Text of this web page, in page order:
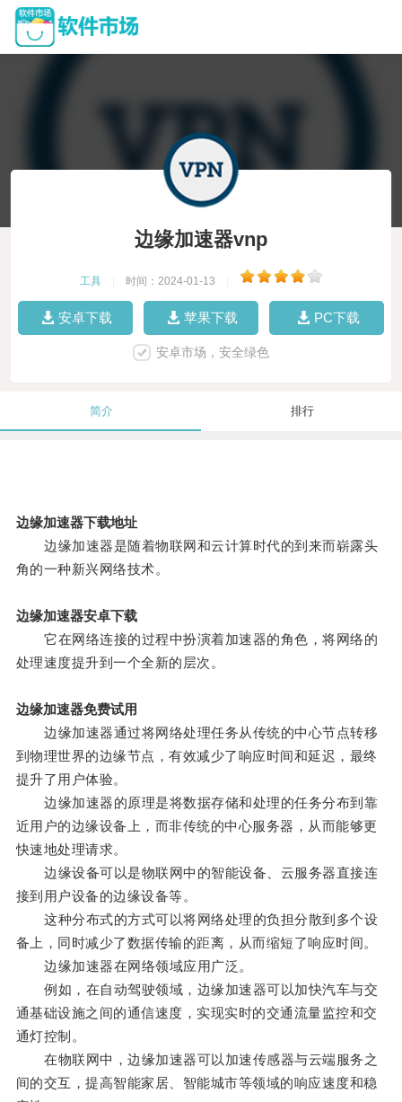
边缘加速器vnp
工具 时间：2024-01-13
安卓下载 苹果下载 PC下载
安卓市场，安全绿色
简介 排行
边缘加速器下载地址
边缘加速器是随着物联网和云计算时代的到来而崭露头
角的一种新兴网络技术。
边缘加速器安卓下载
它在网络连接的过程中扮演着加速器的角色，将网络的
处理速度提升到一个全新的层次。
边缘加速器免费试用
边缘加速器通过将网络处理任务从传统的中心节点转移
到物理世界的边缘节点，有效减少了响应时间和延迟，最终
提升了用户体验。
边缘加速器的原理是将数据存储和处理的任务分布到靠
近用户的边缘设备上，而非传统的中心服务器，从而能够更
快速地处理请求。
边缘设备可以是物联网中的智能设备、云服务器直接连
接到用户设备的边缘设备等。
这种分布式的方式可以将网络处理的负担分散到多个设
备上，同时减少了数据传输的距离，从而缩短了响应时间。
边缘加速器在网络领域应用广泛。
例如，在自动驾驶领域，边缘加速器可以加快汽车与交
通基础设施之间的通信速度，实现实时的交通流量监控和交
通灯控制。
在物联网中，边缘加速器可以加速传感器与云端服务之
间的交互，提高智能家居、智能城市等领域的响应速度和稳